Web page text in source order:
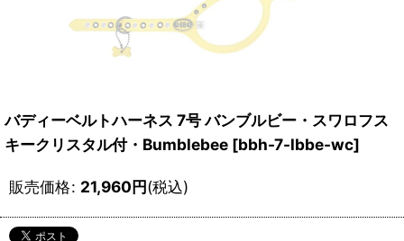
バディーベルトハーネス 7号 バンブルビー・スワロフス
キークリスタル付・Bumblebee [bbh-7-lbbe-wc]
販売価格: 21,960円(税込)